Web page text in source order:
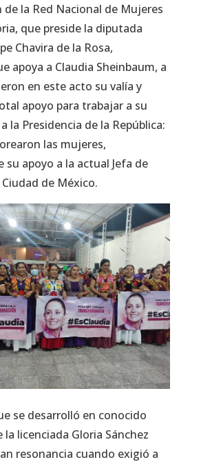
la Red Nacional de Mujeres
que preside la diputada
Chavira de la Rosa,
apoya a Claudia Sheinbaum, a
en este acto su valía y
apoyo para trabajar a su
la Presidencia de la República:
las mujeres,
su apoyo a la actual Jefa de
de México.
se desarrolló en conocido
la licenciada Gloria Sánchez
resonancia cuando exigió a